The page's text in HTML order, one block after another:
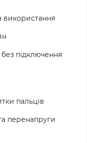
використання
підключення
пальців
перенапруги